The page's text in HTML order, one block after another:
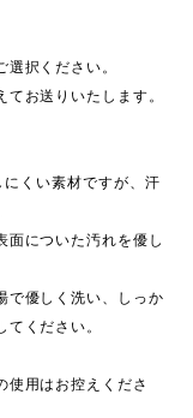
択ください。
お送りいたします。
くい素材ですが、汗
面についた汚れを優し
で優しく洗い、しっか
ください。
用はお控えくださ